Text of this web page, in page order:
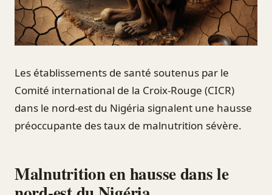
Les établissements de santé soutenus par le
Comité international de la Croix-Rouge (CICR)
dans le nord-est du Nigéria signalent une hausse
préoccupante des taux de malnutrition sévère.
Malnutrition en hausse dans le